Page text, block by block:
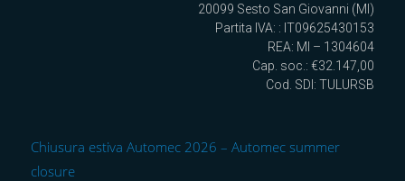
20099 Sesto San Giovanni (MI)
Partita IVA: : IT09625430153
REA: MI – 1304604
Cap. soc.: €32.147,00
Cod. SDI: TULURSB
Chiusura estiva Automec 2026 – Automec summer
closure